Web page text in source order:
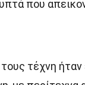
που
τέχνη